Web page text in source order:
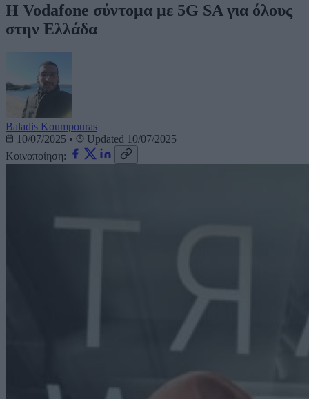
Η Vodafone σύντομα με 5G SA για όλους
στην Ελλάδα
Baladis Koumpouras
10/07/2025 •
Updated 10/07/2025
Κοινοποίηση: